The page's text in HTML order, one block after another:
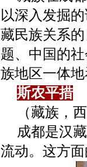
以深入发掘
藏民族关系
题、中国的
族地区一体
斯农平措
（藏族，
成都是汉
流动。这方